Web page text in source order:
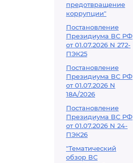
предотвращение
коррупции"
Постановление
Президиума ВС РФ
от 01.07.2026 N 272-
ПЭК25
Постановление
Президиума ВС РФ
от 01.07.2026 N
18А/2026
Постановление
Президиума ВС РФ
от 01.07.2026 N 24-
ПЭК26
"Тематический
обзор ВС